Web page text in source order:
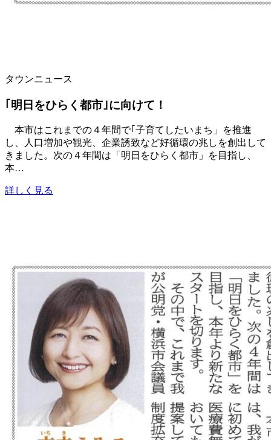
タウンニュース
｢明日をひらく都市｣に向けて！
本市はこれまでの４年間で｢子育てしたいまち」を推進
し、人口増加や観光、企業誘致など好循環の兆しを創出して
きました。次の４年間は「明日をひらく都市」を目指し、
本…
詳しく見る